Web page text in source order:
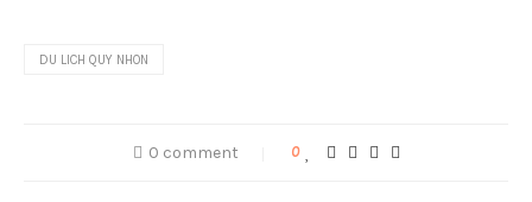
DU LICH QUY NHON
0 comment 0